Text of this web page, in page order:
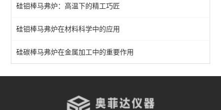
分体式马弗炉
实验室马弗炉
箱式高温炉
硅钼棒马弗炉：高温下的精工巧匠
硅钼棒马弗炉在材料科学中的应用
硅碳棒马弗炉在金属加工中的重要作用